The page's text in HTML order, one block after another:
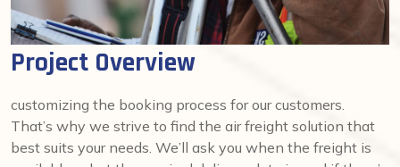
Project Overview
customizing the booking process for our customers.
That’s why we strive to find the air freight solution that
best suits your needs. We’ll ask you when the freight is